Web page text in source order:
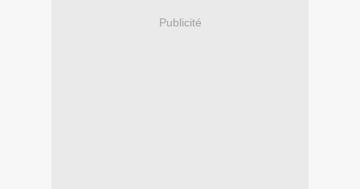
Publicité